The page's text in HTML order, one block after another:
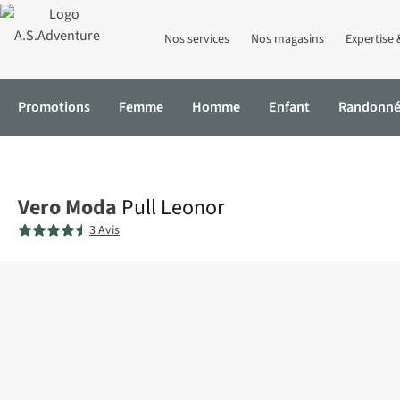
Nos services Nos magasins Expertise
Promotions Femme Homme Enfant
Vero Moda Pull Leonor
3 Avis